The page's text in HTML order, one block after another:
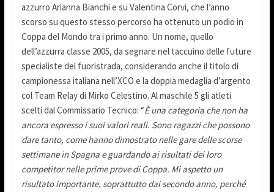
azzurro Arianna Bianchi e su Valentina Corvi, che l’anno
scorso su questo stesso percorso ha ottenuto un podio in
Coppa del Mondo tra i primo anno. Un nome, quello
dell’azzurra classe 2005, da segnare nel taccuino delle future
specialiste del fuoristrada, considerando anche il titolo di
campionessa italiana nell’XCO e la doppia medaglia d’argento
col Team Relay di Mirko Celestino. Al maschile 5 gli atleti
scelti dal Commissario Tecnico: “È una categoria che non ha
ancora espresso i suoi valori reali. Sono ragazzi che possono
dare tanto, come hanno dimostrato nelle gare delle scorse
settimane in Spagna e guardando ai risultati dei loro
competitor nelle prime prove di Coppa. Mi aspetto un
risultato importante, soprattutto dai secondo anno, perché